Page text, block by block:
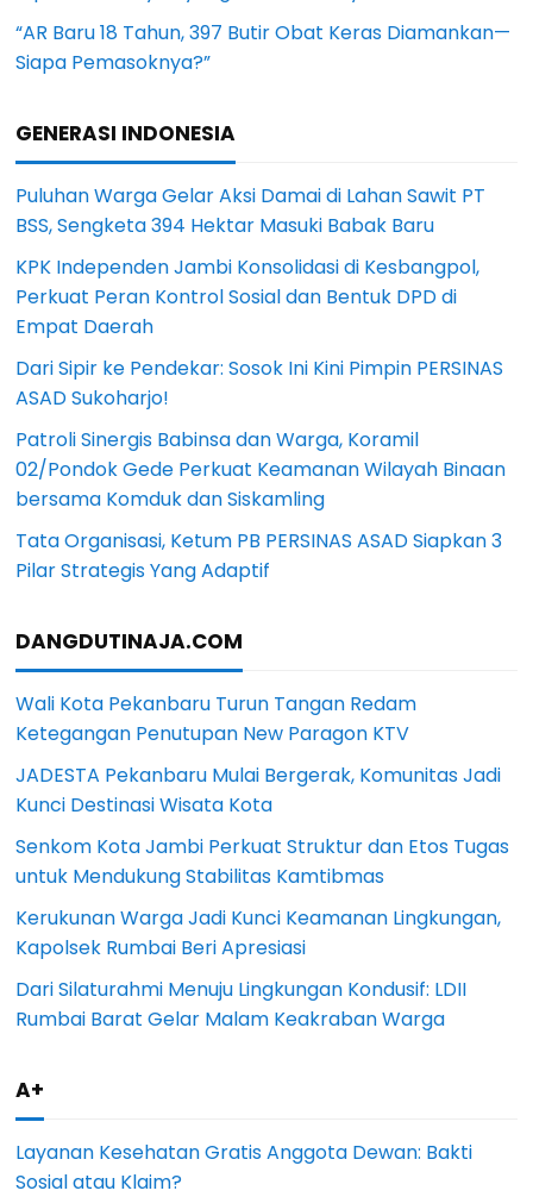
“AR Baru 18 Tahun, 397 Butir Obat Keras Diamankan—
Siapa Pemasoknya?”
GENERASI INDONESIA
Puluhan Warga Gelar Aksi Damai di Lahan Sawit PT
BSS, Sengketa 394 Hektar Masuki Babak Baru
KPK Independen Jambi Konsolidasi di Kesbangpol,
Perkuat Peran Kontrol Sosial dan Bentuk DPD di
Empat Daerah
Dari Sipir ke Pendekar: Sosok Ini Kini Pimpin PERSINAS
ASAD Sukoharjo!
Patroli Sinergis Babinsa dan Warga, Koramil
02/Pondok Gede Perkuat Keamanan Wilayah Binaan
bersama Komduk dan Siskamling
Tata Organisasi, Ketum PB PERSINAS ASAD Siapkan 3
Pilar Strategis Yang Adaptif
DANGDUTINAJA.COM
Wali Kota Pekanbaru Turun Tangan Redam
Ketegangan Penutupan New Paragon KTV
JADESTA Pekanbaru Mulai Bergerak, Komunitas Jadi
Kunci Destinasi Wisata Kota
Senkom Kota Jambi Perkuat Struktur dan Etos Tugas
untuk Mendukung Stabilitas Kamtibmas
Kerukunan Warga Jadi Kunci Keamanan Lingkungan,
Kapolsek Rumbai Beri Apresiasi
Dari Silaturahmi Menuju Lingkungan Kondusif: LDII
Rumbai Barat Gelar Malam Keakraban Warga
A+
Layanan Kesehatan Gratis Anggota Dewan: Bakti
Sosial atau Klaim?